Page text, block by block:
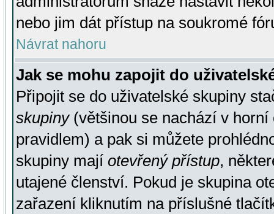
nebo jim dát přístup na soukromé
Návrat nahoru
Jak se mohu zapojit do
Připojit se do uživatelské skupiny
skupiny(většinou se nachází v horní
pravidlem) a pak si můžete
skupiny mají otevřený přístup,
utajené členství. Pokud je skupina
zařazení kliknutím na příslušné